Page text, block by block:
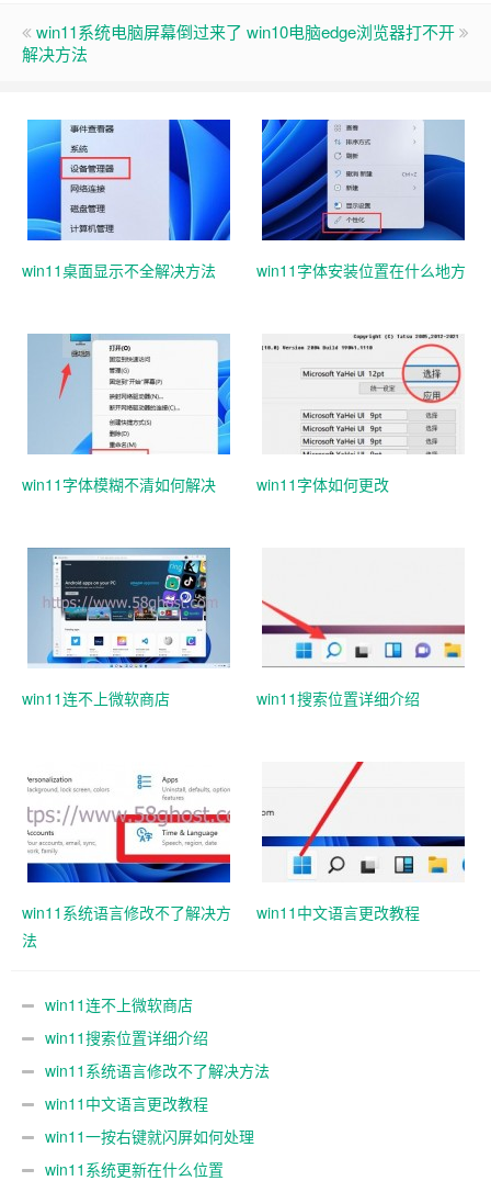
win11系统电脑屏幕倒过来了
解决方法
win10电脑edge浏览器打不开
win11桌面显示不全解决方法 win11字体安装位置在什么地方
win11字体模糊不清如何解决 win11字体如何更改
win11连不上微软商店 win11搜索位置详细介绍
win11系统语言修改不了解决方
法
win11中文语言更改教程
win11连不上微软商店
win11搜索位置详细介绍
win11系统语言修改不了解决方法
win11中文语言更改教程
win11一按右键就闪屏如何处理
win11系统更新在什么位置